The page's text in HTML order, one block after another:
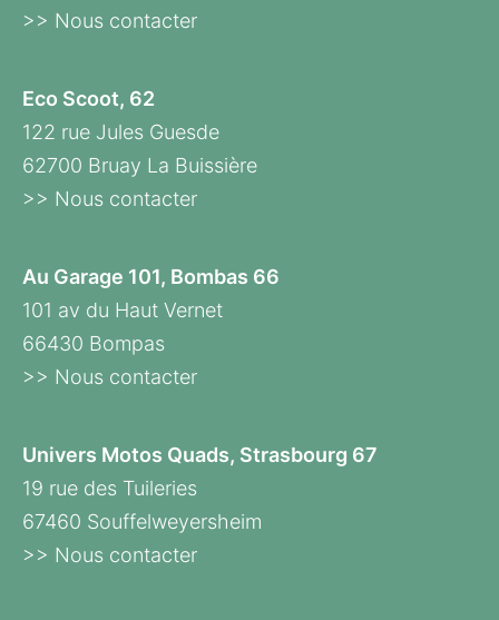
>> Nous contacter
Eco Scoot, 62
122 rue Jules Guesde
62700 Bruay La Buissière
>> Nous contacter
Au Garage 101, Bombas 66
101 av du Haut Vernet
66430 Bompas
>> Nous contacter
Univers Motos Quads, Strasbourg 67
19 rue des Tuileries
67460 Souffelweyersheim
>> Nous contacter